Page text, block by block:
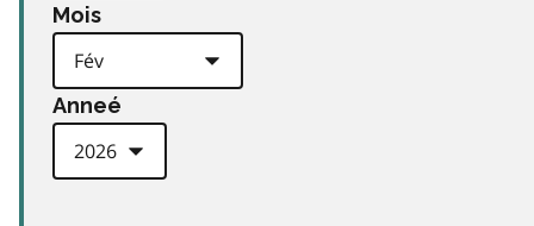
Mois
Anneé